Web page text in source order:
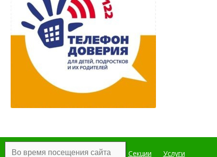
Главная Мероприятия Секции Услуги
Во время посещения сайта